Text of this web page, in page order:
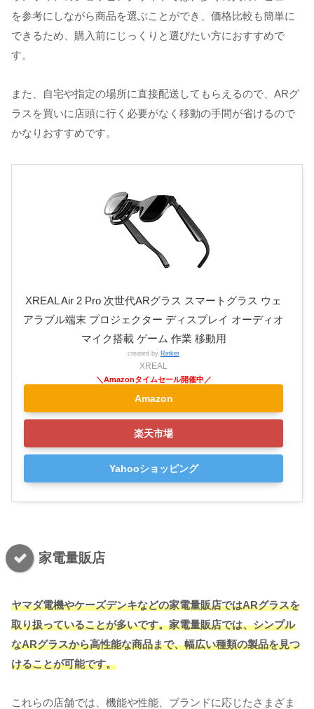
を参考にしながら商品を選ぶことができ、価格比較も簡単に
できるため、購入前にじっくりと選びたい方におすすめで
す。
また、自宅や指定の場所に直接配送してもらえるので、ARグ
ラスを買いに店頭に行く必要がなく移動の手間が省けるので
かなりおすすめです。
XREAL Air 2 Pro 次世代ARグラス スマートグラス ウェ
アラブル端末 プロジェクター ディスプレイ オーディオ
マイク搭載 ゲーム 作業 移動用
created by Rinker
XREAL
Amazon
楽天市場
Yahooショッピング
家電量販店
ヤマダ電機やケーズデンキなどの家電量販店ではARグラスを
取り扱っていることが多いです。家電量販店では、シンプル
なARグラスから高性能な商品まで、幅広い種類の製品を見つ
けることが可能です。
これらの店舗では、機能や性能、ブランドに応じたさまざま